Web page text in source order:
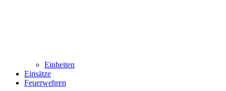
Einheiten
Einsätze
Feuerwehren